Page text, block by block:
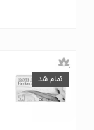
تمام شد